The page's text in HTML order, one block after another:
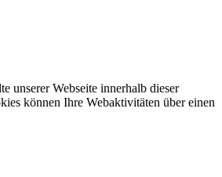
unserer Webseite innerhalb dieser
können Ihre Webaktivitäten über einen